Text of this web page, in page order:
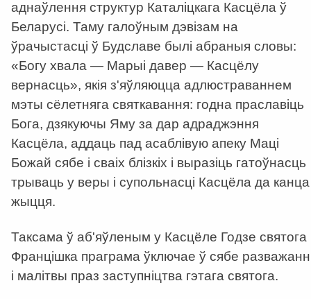
аднаўлення структур Каталіцкага Касцёла ў
Беларусі. Таму галоўным дэвізам на
ўрачыстасці ў Будславе былі абраныя словы:
«Богу хвала — Марыі давер — Касцёлу
вернасць», якія з'яўляюцца адлюстраваннем
мэты сёлетняга святкавання: годна праславіць
Бога, дзякуючы Яму за дар адраджэння
Касцёла, аддаць пад асаблівую апеку Маці
Божай сябе і сваіх блізкіх і выразіць гатоўнасць
трываць у веры і супольнасці Касцёла да канца
жыцця.
Таксама ў аб'яўленым у Касцёле Годзе святога
Францішка праграма ўключае ў сябе
і малітвы праз заступніцтва гэтага святога.